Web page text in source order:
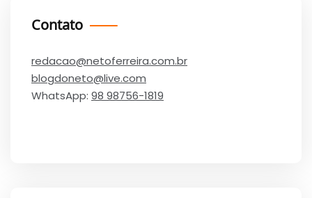
Contato
redacao@netoferreira.com.br
blogdoneto@live.com
WhatsApp: 98 98756-1819